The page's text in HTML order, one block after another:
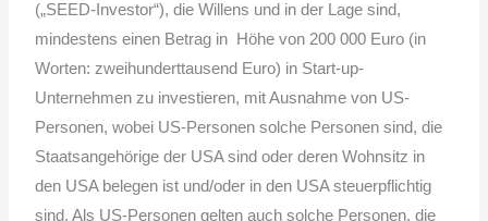
(„SEED-Investor“), die Willens und in der Lage sind,
mindestens einen Betrag in Höhe von 200 000 Euro (in
Worten: zweihunderttausend Euro) in Start-up-
Unternehmen zu investieren, mit Ausnahme von US-
Personen, wobei US-Personen solche Personen sind, die
Staatsangehörige der USA sind oder deren Wohnsitz in
den USA belegen ist und/oder in den USA steuerpflichtig
sind. Als US-Personen gelten auch solche Personen, die